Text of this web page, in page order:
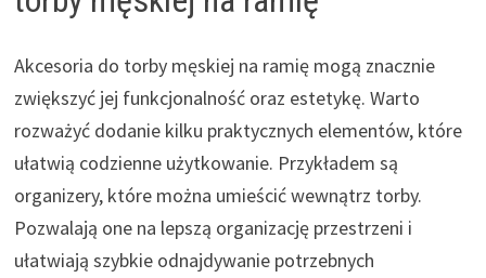
Akcesoria do torby męskiej na ramię mogą znacznie
zwiększyć jej funkcjonalność oraz estetykę. Warto
rozważyć dodanie kilku praktycznych elementów, które
ułatwią codzienne użytkowanie. Przykładem są
organizery, które można umieścić wewnątrz torby.
Pozwalają one na lepszą organizację przestrzeni i
ułatwiają szybkie odnajdywanie potrzebnych